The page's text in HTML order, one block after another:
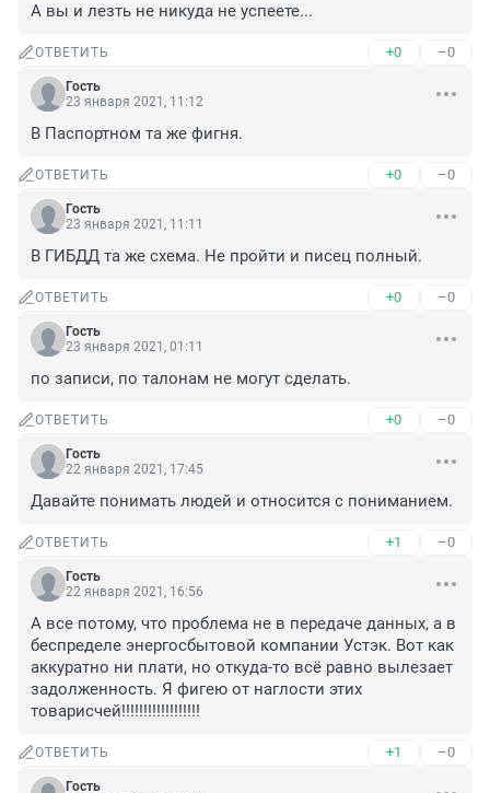
А вы и лезть не никуда не успеете...
ОТВЕТИТЬ +0 –0
Гость
23 января 2021, 11:12
В Паспортном та же фигня.
ОТВЕТИТЬ +0 –0
Гость
23 января 2021, 11:11
В ГИБДД та же схема. Не пройти и писец полный.
ОТВЕТИТЬ +0 –0
Гость
23 января 2021, 01:11
по записи, по талонам не могут сделать.
ОТВЕТИТЬ +0 –0
Гость
22 января 2021, 17:45
Давайте понимать людей и относится с пониманием.
ОТВЕТИТЬ +1 –0
Гость
22 января 2021, 16:56
А все потому, что проблема не в передаче данных, а в
беспределе энергосбытовой компании Устэк. Вот как
аккуратно ни плати, но откуда-то всё равно вылезает
задолженность. Я фигею от наглости этих
товарисчей!!!!!!!!!!!!!!!!!!
ОТВЕТИТЬ +1 –0
Гость